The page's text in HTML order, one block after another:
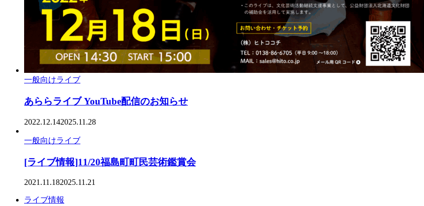
一般向けライブ
あららライブ YouTube配信のお知らせ
2022.12.142025.11.28
一般向けライブ
[ライブ情報]11/20福島町町民芸術鑑賞会
2021.11.182025.11.21
ライブ情報